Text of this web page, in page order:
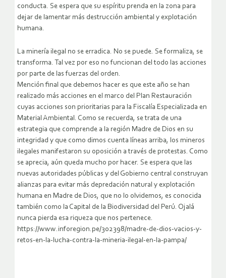
conducta. Se espera que su espíritu prenda en la zona para
dejar de lamentar más destrucción ambiental y explotación
humana.
La minería ilegal no se erradica. No se puede. Se formaliza, se
transforma. Tal vez por eso no funcionan del todo las acciones
por parte de las fuerzas del orden.
Mención final que debemos hacer es que este año se han
realizado más acciones en el marco del Plan Restauración
cuyas acciones son prioritarias para la Fiscalía Especializada en
Material Ambiental. Como se recuerda, se trata de una
estrategia que comprende a la región Madre de Dios en su
integridad y que como dimos cuenta líneas arriba, los mineros
ilegales manifestaron su oposición a través de protestas. Como
se aprecia, aún queda mucho por hacer. Se espera que las
nuevas autoridades públicas y del Gobierno central construyan
alianzas para evitar más depredación natural y explotación
humana en Madre de Dios, que no lo olvidemos, es conocida
también como la Capital de la Biodiversidad del Perú. Ojalá
nunca pierda esa riqueza que nos pertenece.
https://www.inforegion.pe/302398/madre-de-dios-vacios-y-
retos-en-la-lucha-contra-la-mineria-ilegal-en-la-pampa/